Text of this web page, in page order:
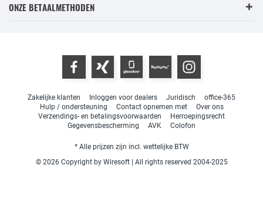
ONZE BETAALMETHODEN
Zakelijke klanten Inloggen voor dealers Juridisch
office-365
Hulp / ondersteuning
Contact opnemen met
Over ons
Verzendings- en betalingsvoorwaarden
Herroepingsrecht
Gegevensbescherming
AVK Colofon
* Alle prijzen zijn incl. wettelijke BTW
© 2026 Copyright by Wiresoft | All rights reserved 2004-2025